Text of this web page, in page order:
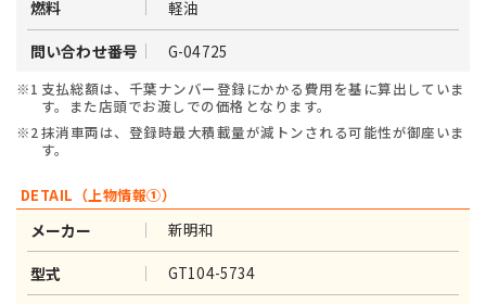
燃料 軽油
問い合わせ番号 G-04725
※1 支払総額は、千葉ナンバー登録にかかる費用を基に算出していま
す。また店頭でお渡しでの価格となります。
※2抹消車両は、登録時最大積載量が減トンされる可能性が御座いま
す。
DETAIL（上物情報①）
メーカー 新明和
型式 GT104-5734